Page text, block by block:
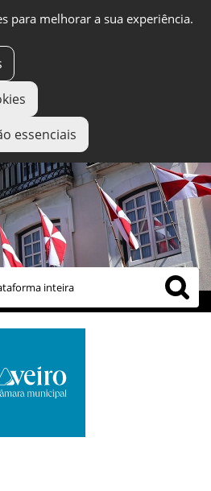
para melhorar a sua experiência.
essenciais